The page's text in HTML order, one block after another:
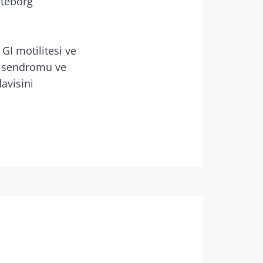
GI motilitesi ve
sendromu ve
ile